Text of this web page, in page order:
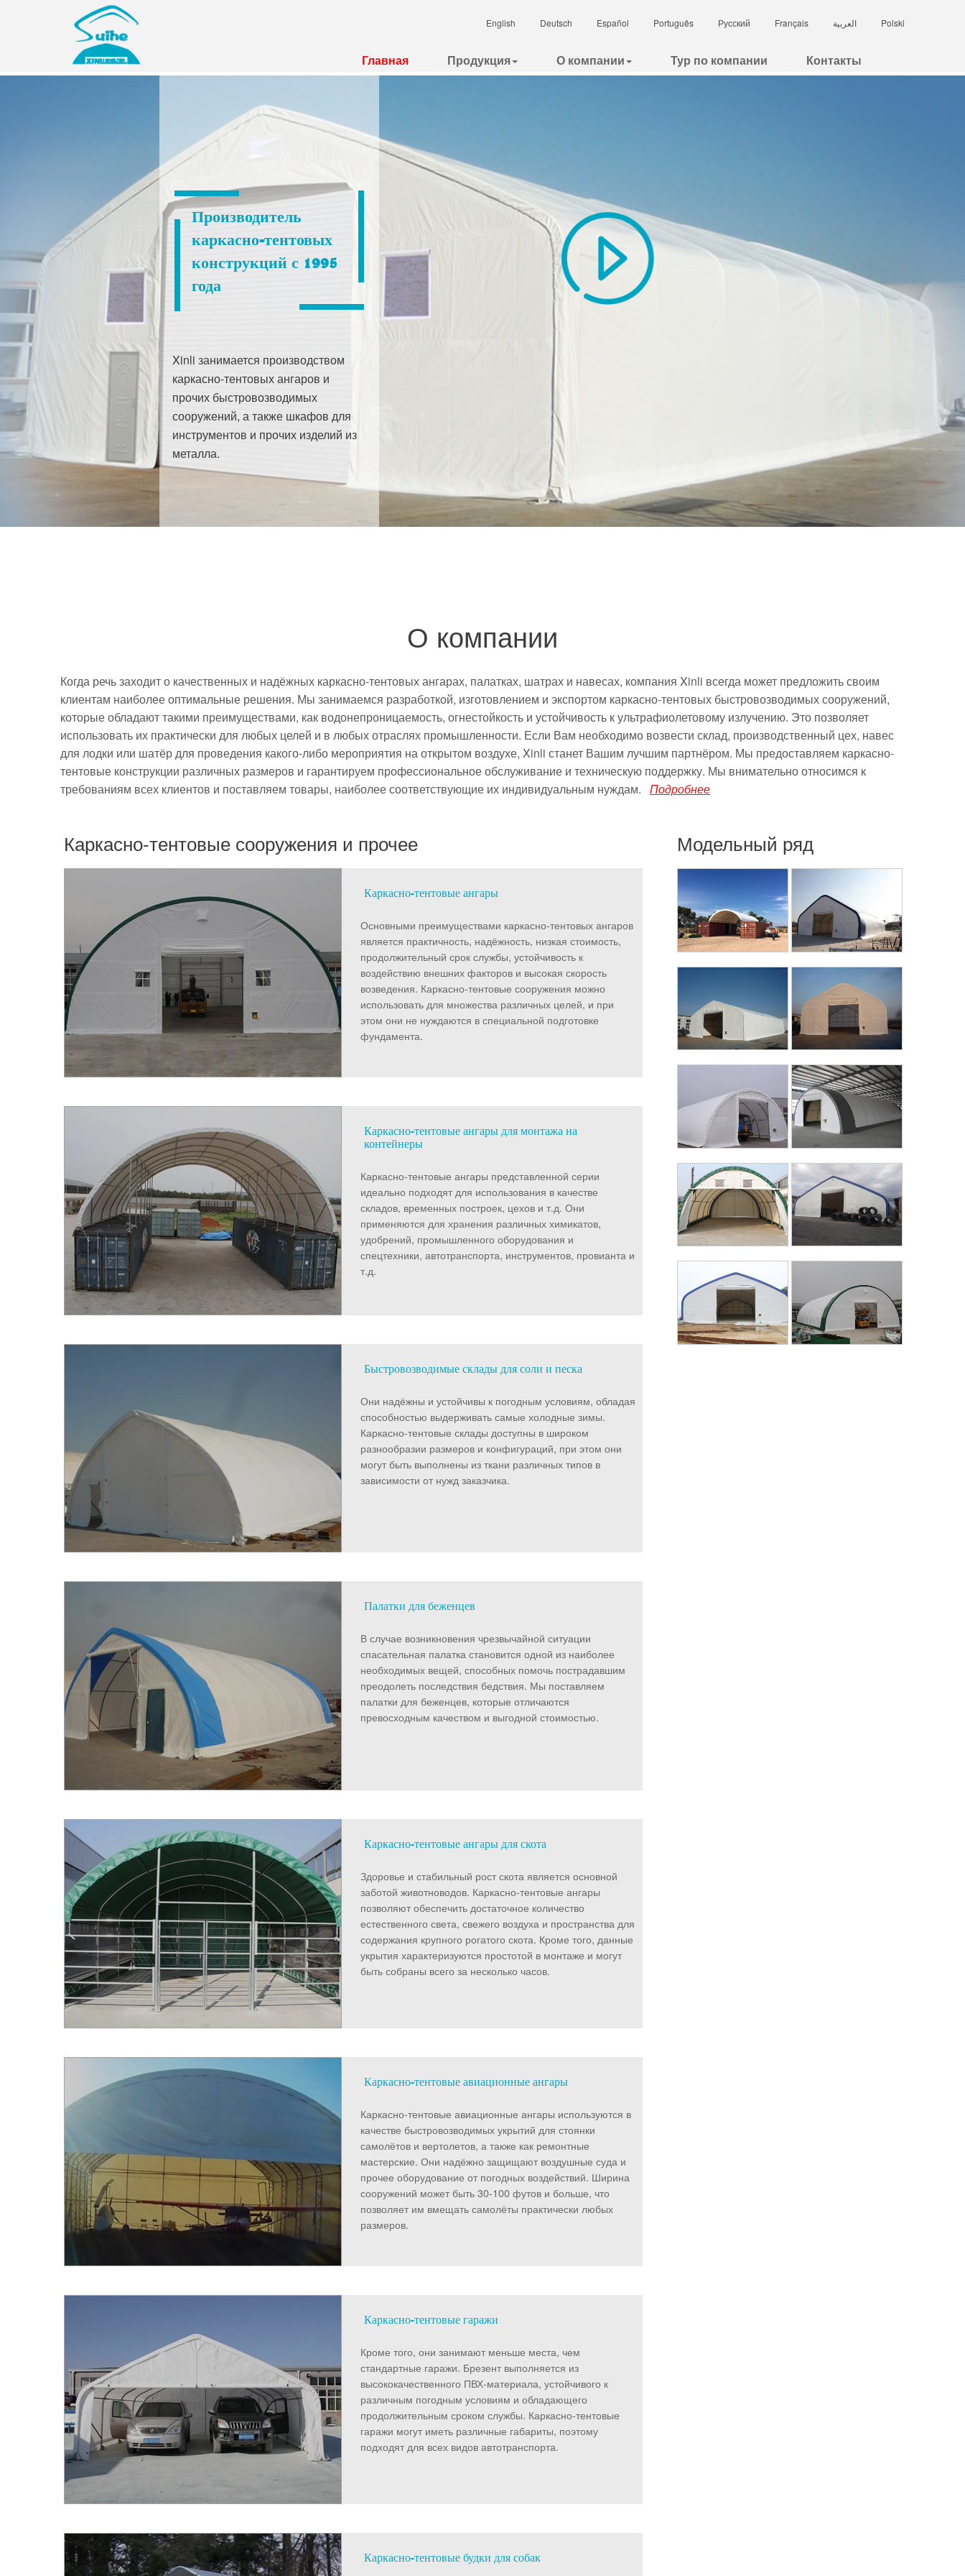
English Deutsch Español Português Русский Français العربية Polski
Главная Продукция О компании Тур по компании Контакты
Производитель
каркасно-тентовых
конструкций с 1995
года
Xinli занимается производством
каркасно-тентовых ангаров и
прочих быстровозводимых
сооружений, а также шкафов для
инструментов и прочих изделий из
металла.
О компании
Когда речь заходит о качественных и надёжных каркасно-тентовых ангарах, палатках, шатрах и навесах, компания Xinli всегда может предложить своим
клиентам наиболее оптимальные решения. Мы занимаемся разработкой, изготовлением и экспортом каркасно-тентовых быстровозводимых сооружений,
которые обладают такими преимуществами, как водонепроницаемость, огнестойкость и устойчивость к ультрафиолетовому излучению. Это позволяет
использовать их практически для любых целей и в любых отраслях промышленности. Если Вам необходимо возвести склад, производственный цех, навес
для лодки или шатёр для проведения какого-либо мероприятия на открытом воздухе, Xinli станет Вашим лучшим партнёром. Мы предоставляем каркасно-
тентовые конструкции различных размеров и гарантируем профессиональное обслуживание и техническую поддержку. Мы внимательно относимся к
требованиям всех клиентов и поставляем товары, наиболее соответствующие их индивидуальным нуждам. Подробнее
Каркасно-тентовые сооружения и прочее
Каркасно-тентовые ангары
Основными преимуществами каркасно-тентовых ангаров
является практичность, надёжность, низкая стоимость,
продолжительный срок службы, устойчивость к
воздействию внешних факторов и высокая скорость
возведения. Каркасно-тентовые сооружения можно
использовать для множества различных целей, и при
этом они не нуждаются в специальной подготовке
фундамента.
Каркасно-тентовые ангары для монтажа на
контейнеры
Каркасно-тентовые ангары представленной серии
идеально подходят для использования в качестве
складов, временных построек, цехов и т.д. Они
применяются для хранения различных химикатов,
удобрений, промышленного оборудования и
спецтехники, автотранспорта, инструментов, провианта и
т.д.
Быстровозводимые склады для соли и песка
Они надёжны и устойчивы к погодным условиям, обладая
способностью выдерживать самые холодные зимы.
Каркасно-тентовые склады доступны в широком
разнообразии размеров и конфигураций, при этом они
могут быть выполнены из ткани различных типов в
зависимости от нужд заказчика.
Палатки для беженцев
В случае возникновения чрезвычайной ситуации
спасательная палатка становится одной из наиболее
необходимых вещей, способных помочь пострадавшим
преодолеть последствия бедствия. Мы поставляем
палатки для беженцев, которые отличаются
превосходным качеством и выгодной стоимостью.
Каркасно-тентовые ангары для скота
Здоровье и стабильный рост скота является основной
заботой животноводов. Каркасно-тентовые ангары
позволяют обеспечить достаточное количество
естественного света, свежего воздуха и пространства для
содержания крупного рогатого скота. Кроме того, данные
укрытия характеризуются простотой в монтаже и могут
быть собраны всего за несколько часов.
Каркасно-тентовые авиационные ангары
Каркасно-тентовые авиационные ангары используются в
качестве быстровозводимых укрытий для стоянки
самолётов и вертолетов, а также как ремонтные
мастерские. Они надёжно защищают воздушные суда и
прочее оборудование от погодных воздействий. Ширина
сооружений может быть 30-100 футов и больше, что
позволяет им вмещать самолёты практически любых
размеров.
Каркасно-тентовые гаражи
Кроме того, они занимают меньше места, чем
стандартные гаражи. Брезент выполняется из
высококачественного ПВХ-материала, устойчивого к
различным погодным условиям и обладающего
продолжительным сроком службы. Каркасно-тентовые
гаражи могут иметь различные габариты, поэтому
подходят для всех видов автотранспорта.
Каркасно-тентовые будки для собак
Модельный ряд